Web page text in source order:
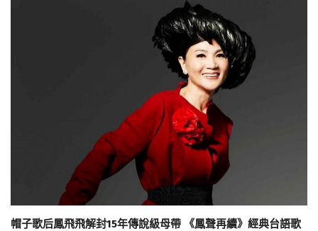
帽子歌后鳳飛飛解封15年傳說級母帶 《鳳聲再續》經典台語歌